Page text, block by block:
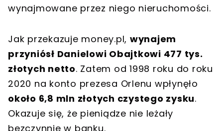
wynajmowane przez niego nieruchomości.
Jak przekazuje money.pl, wynajem
przyniósł Danielowi Obajtkowi 477 tys.
złotych netto. Zatem od 1998 roku do roku
2020 na konto prezesa Orlenu wpłynęło
około 6,8 mln złotych czystego zysku.
Okazuje się, że pieniądze nie leżały
bezczynnie w banku.